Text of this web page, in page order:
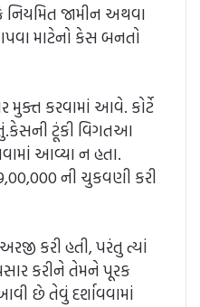
નિયમિત જામીન અથવા
માટેનો કેસ બનતો
કરવામાં આવે. કોર્ટે
ટૂંકી વિગતઆ
આવ્યા ન હતા.
ની ચુકવણી કરી
કરી હતી, પરંતુ ત્યાં
કરીને તેમને પૂરક
છે તેવું દર્શાવવામાં